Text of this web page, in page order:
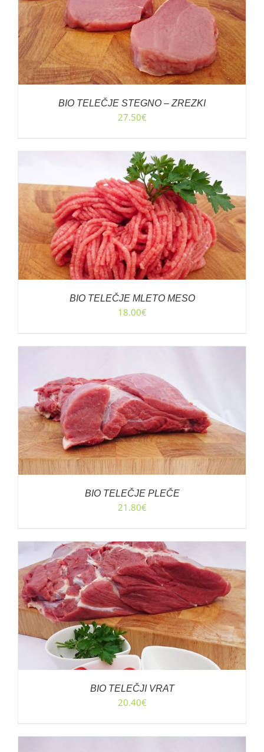
BIO TELEČJE STEGNO – ZREZKI
27.50€
BIO TELEČJE MLETO MESO
18.00€
BIO TELEČJE PLEČE
21.80€
BIO TELEČJI VRAT
20.40€